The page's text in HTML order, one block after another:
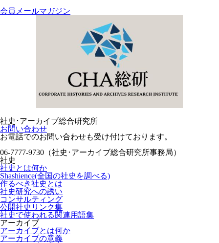
会員メールマガジン
社史･アーカイブ総合研究所
お問い合わせ
お電話でのお問い合わせも受け付けております。
06-7777-9730（社史･アーカイブ総合研究所事務局）
社史
社史とは何か
Shashience(全国の社史を調べる)
作るべき社史とは
社史研究への誘い
コンサルティング
公開社史リンク集
社史で使われる関連用語集
アーカイブ
アーカイブとは何か
アーカイブの意義